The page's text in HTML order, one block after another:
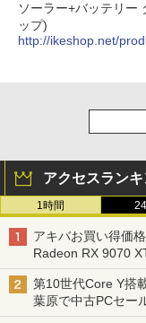
ソーラー+バッテリー
ップ)
http://ikeshop.net/
アクセスラン
1時間
アキバお買い得価
Radeon RX 9070
型モニターが9,801
第10世代Core Y搭
葉原で中古PCセー